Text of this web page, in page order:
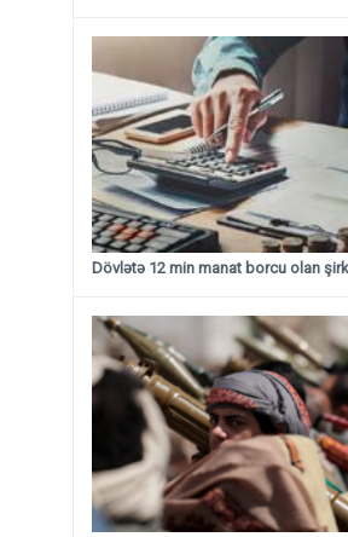
Dövlətə 12 min manat borcu olan